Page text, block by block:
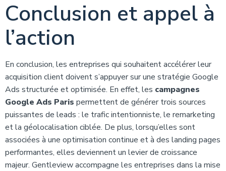
Conclusion et appel à
l’action
En conclusion, les entreprises qui souhaitent accélérer leur
acquisition client doivent s’appuyer sur une stratégie Google
Ads structurée et optimisée. En effet, les campagnes
Google Ads Paris permettent de générer trois sources
puissantes de leads : le trafic intentionniste, le remarketing
et la géolocalisation ciblée. De plus, lorsqu’elles sont
associées à une optimisation continue et à des landing pages
performantes, elles deviennent un levier de croissance
majeur. Gentleview accompagne les entreprises dans la mise